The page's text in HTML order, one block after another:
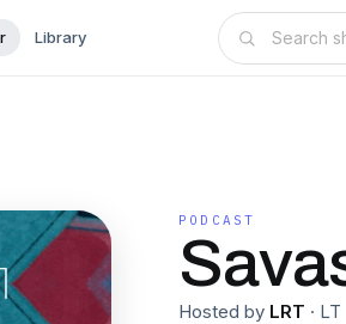
Library
PODCAST
Hosted by LRT · LT